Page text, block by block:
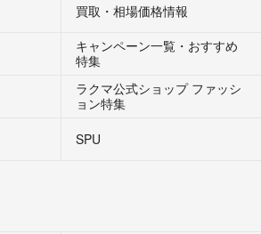
買取・相場価格情報
キャンペーン一覧・おすすめ
特集
ラクマ公式ショップ ファッシ
ョン特集
SPU